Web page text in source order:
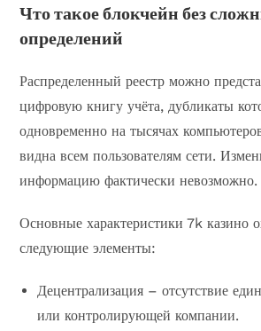
Что такое блокчейн без
определений
Распределенный реестр можно
цифровую книгу учёта, дубликаты
одновременно на тысячах
видна всем пользователям сети.
информацию фактически невозможно.
Основные характеристики 7k казино
следующие элементы:
Децентрализация – отсутствие
или контролирующей компании.